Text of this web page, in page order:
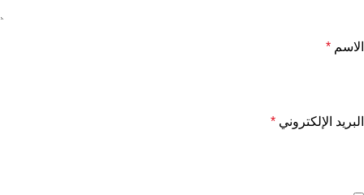
الاسم *
البريد الإلكتروني *